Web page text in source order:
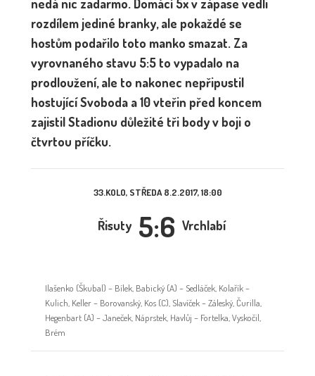
nedá nic zadarmo. Domácí 5x v zápase vedli
rozdílem jediné branky, ale pokaždé se
hostům podařilo toto manko smazat. Za
vyrovnaného stavu 5:5 to vypadalo na
prodloužení, ale to nakonec nepřipustil
hostující Svoboda a 10 vteřin před koncem
zajistil Stadionu důležité tři body v boji o
čtvrtou příčku.
33.KOLO, STŘEDA 8.2.2017, 18:00
Řisuty 5:6 Vrchlabí
Ilašenko (Škubal) – Bílek, Babický (A) – Sedláček, Kolařík –
Kulich, Keller – Borovanský, Kos (C), Slavíček – Záleský, Čurilla,
Hegenbart (A) – Janeček, Náprstek, Havlůj – Fortelka, Vyskočil,
Brém